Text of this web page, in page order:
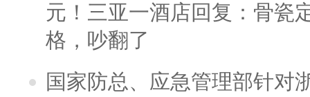
元！三亚一酒店回复：骨瓷
格，吵翻了
国家防总、应急管理部针对